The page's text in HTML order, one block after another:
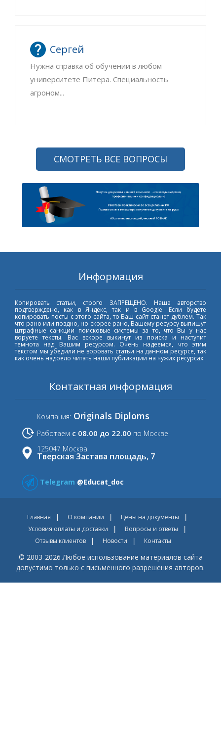
Сергей
Нужна справка об обучении в любом
университете Питера. Специальность
агроном...
СМОТРЕТЬ ВСЕ ВОПРОСЫ
Информация
Копировать статьи, строго ЗАПРЕЩЕНО. Наше авторство
подтверждено, как в Яндекс, так и в Google. Если будете
копировать посты с этого сайта, то Ваш сайт станет дублем. Так
что рано или поздно, но скорее рано, Вашему ресурсу выпишут
штрафные санкции поисковые системы за то, что Вы у нас
воруете тексты. Вас вскоре выкинут из поиска и наступит
темнота над Вашим ресурсом. Очень надеемся, что этим
текстом мы убедили не воровать статьи на данном ресурсе, так
как очень надоело читать наши публикации на чужих ресурсах.
Контактная информация
Компания: Originals Diploms
Работаем с 08.00 до 22.00 по Москве
125047 Москва
Тверская Застава площадь, 7
Telegram @Educat_doc
Главная О компании
Цены на документы
Условия оплаты и доставки
Вопросы и ответы
Отзывы клиентов
Новости Контакты
© 2003-2026 Любое использование материалов сайта
допустимо только с письменного разрешения авторов.